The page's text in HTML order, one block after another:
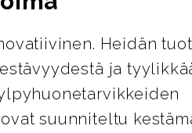
Heidän
ja
suunniteltu